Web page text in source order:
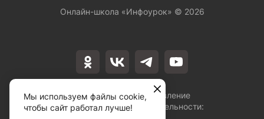
Лицензия на осуществление
образовательной деятельности:
Онлайн-школа «Инфоурок» © 2026
Мы используем файлы cookie,
чтобы сайт работал лучше!